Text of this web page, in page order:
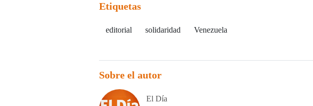
Etiquetas
editorial solidaridad Venezuela
Sobre el autor
El Día